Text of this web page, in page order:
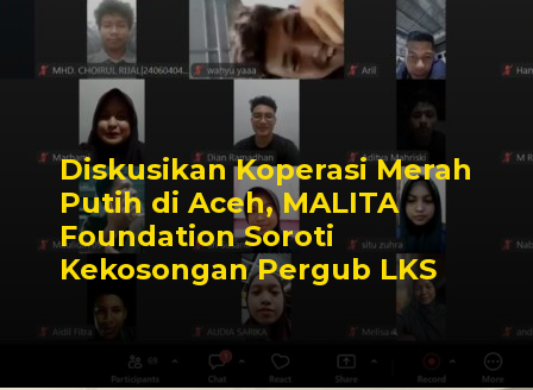
Diskusikan Koperasi Merah
Putih di Aceh, MALITA
Foundation Soroti
Kekosongan Pergub LKS